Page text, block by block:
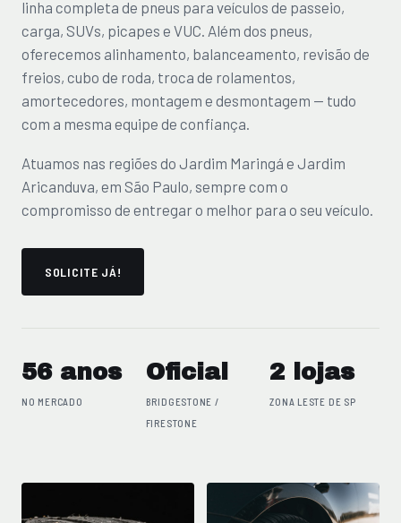
linha completa de pneus para veículos de passeio,
carga, SUVs, picapes e VUC. Além dos pneus,
oferecemos alinhamento, balanceamento, revisão de
freios, cubo de roda, troca de rolamentos,
amortecedores, montagem e desmontagem — tudo
com a mesma equipe de confiança.
Atuamos nas regiões do Jardim Maringá e Jardim
Aricanduva, em São Paulo, sempre com o
compromisso de entregar o melhor para o seu veículo.
SOLICITE JÁ!
56 anos
NO MERCADO
Oficial
BRIDGESTONE /
FIRESTONE
2 lojas
ZONA LESTE DE SP